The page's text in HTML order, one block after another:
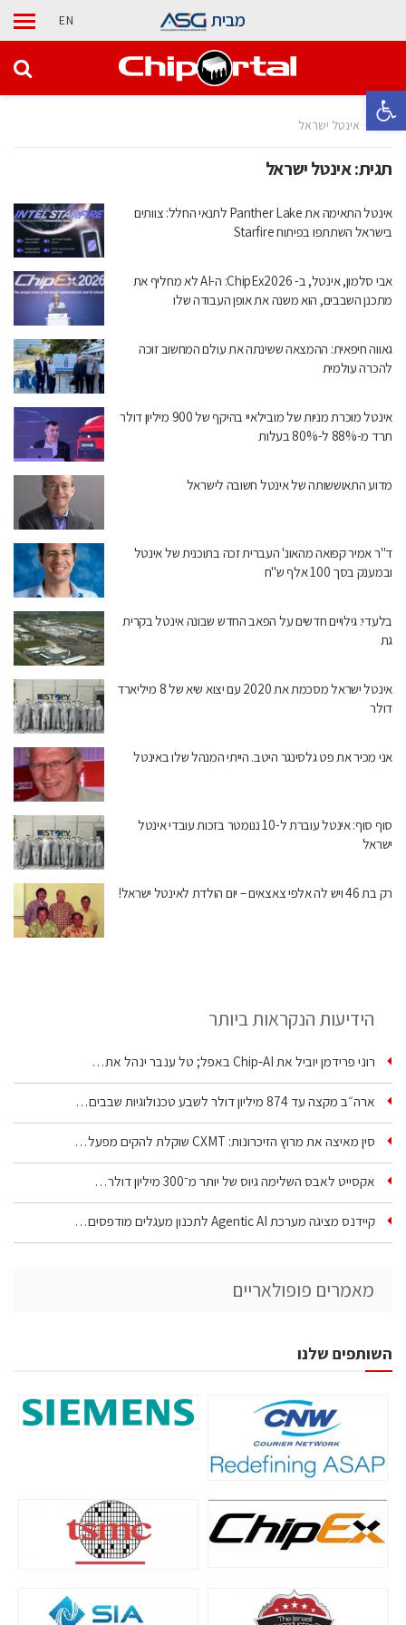
פתח סרגל נגישות
מבית EN
בית אינטל ישראל
תגית:אינטל ישראל
אינטל התאימה את Panther Lake לתנאי החלל: צוותים
בישראל השתתפו בפיתוח Starfire
אבי סלמון, אינטל, ב- ChipEx2026: ה-AI לא מחליף את
מתכנן השבבים, הוא משנה את אופן העבודה שלו
גאווה חיפאית: ההמצאה ששינתה את עולם המחשוב זוכה
להכרה עולמית
אינטל מוכרת מניות של מובילאיי בהיקף של 900 מיליון דולר
תרד מ-88% ל-80% בעלות
מדוע התאוששותה של אינטל חשובה לישראל
ד"ר אמיר קפואה מהאונ' העברית זכה בתוכנית של אינטל
ובמענק בסך 100 אלף ש"ח
בלעדי: גילויים חדשים על הפאב החדש שבונה אינטל בקרית
גת
אינטל ישראל מסכמת את 2020 עם יצוא שיא של 8 מיליארד
דולר
אני מכיר את פט גלסינגר היטב. הייתי המנהל שלו באינטל
סוף סוף: אינטל עוברת ל-10 ננומטר בזכות עובדי אינטל
ישראל
רק בת 46 ויש לה אלפי צאצאים – יום הולדת לאינטל ישראל!
הידיעות הנקראות ביותר
רוני פרידמן יוביל את Chip‑AI באפל; טל ענבר ינהל את…
ארה״ב מקצה עד 874 מיליון דולר לשבע טכנולוגיות שבבים…
סין מאיצה את מרוץ הזיכרונות: CXMT שוקלת להקים מפעל…
אקסייט לאבס השלימה גיוס של יותר מ־300 מיליון דולר…
קיידנס מציגה מערכת Agentic AI לתכנון מעגלים מודפסים…
מאמרים פופולאריים
השותפים שלנו